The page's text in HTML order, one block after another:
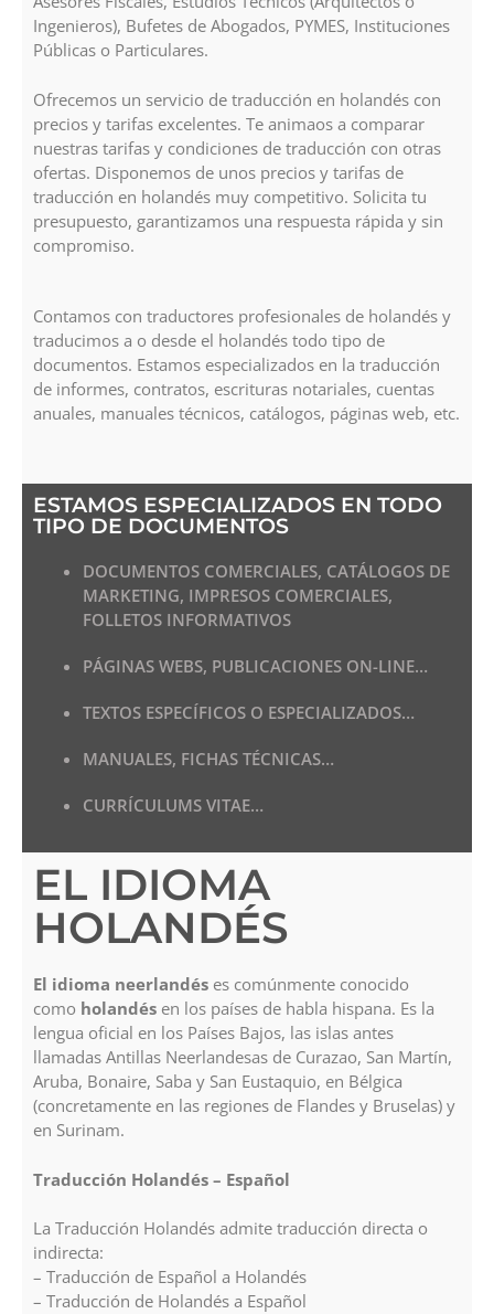
Ingenieros), Bufetes de Abogados, PYMES, Instituciones
Públicas o Particulares.
Ofrecemos un servicio de traducción en holandés con
precios y tarifas excelentes. Te animaos a comparar
nuestras tarifas y condiciones de traducción con otras
ofertas. Disponemos de unos precios y tarifas de
traducción en holandés muy competitivo. Solicita tu
presupuesto, garantizamos una respuesta rápida y sin
compromiso.
Contamos con traductores profesionales de holandés y
traducimos a o desde el holandés todo tipo de
documentos. Estamos especializados en la traducción
de informes, contratos, escrituras notariales, cuentas
anuales, manuales técnicos, catálogos, páginas web, etc.
ESTAMOS ESPECIALIZADOS EN TODO
TIPO DE DOCUMENTOS
DOCUMENTOS COMERCIALES, CATÁLOGOS DE
MARKETING, IMPRESOS COMERCIALES,
FOLLETOS INFORMATIVOS
PÁGINAS WEBS, PUBLICACIONES ON-LINE…
TEXTOS ESPECÍFICOS O ESPECIALIZADOS…
MANUALES, FICHAS TÉCNICAS…
CURRÍCULUMS VITAE…
EL IDIOMA
HOLANDÉS
El idioma neerlandés es comúnmente conocido
como holandés en los países de habla hispana. Es la
lengua oficial en los Países Bajos, las islas antes
llamadas Antillas Neerlandesas de Curazao, San Martín,
Aruba, Bonaire, Saba y San Eustaquio, en Bélgica
(concretamente en las regiones​ de Flandes y Bruselas) y
en Surinam.
Traducción Holandés – Español
La Traducción Holandés admite traducción directa o
indirecta:
– Traducción de Español a Holandés
– Traducción de Holandés a Español